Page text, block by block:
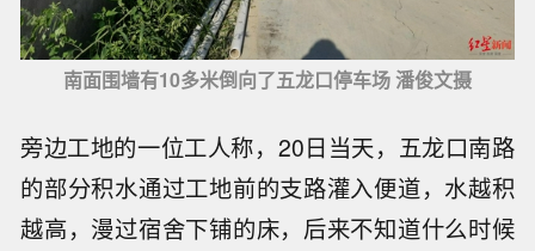
南面围墙有10多米倒向了五龙口停车场 潘俊文摄
旁边工地的一位工人称，20日当天，五龙口南路
的部分积水通过工地前的支路灌入便道，水越积
越高，漫过宿舍下铺的床，后来不知道什么时候